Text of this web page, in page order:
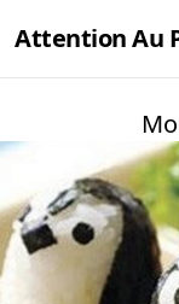
Attention Au